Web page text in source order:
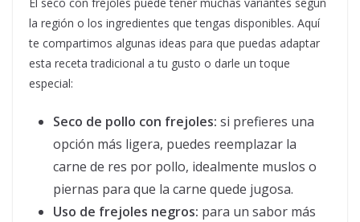
El seco con frejoles puede tener muchas variantes según
la región o los ingredientes que tengas disponibles. Aquí
te compartimos algunas ideas para que puedas adaptar
esta receta tradicional a tu gusto o darle un toque
especial:
Seco de pollo con frejoles: si prefieres una
opción más ligera, puedes reemplazar la
carne de res por pollo, idealmente muslos o
piernas para que la carne quede jugosa.
Uso de frejoles negros: para un sabor más